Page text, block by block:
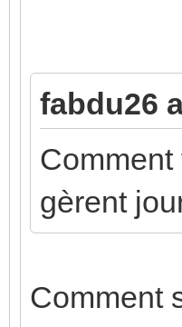
fabdu26
gèrent
Comment